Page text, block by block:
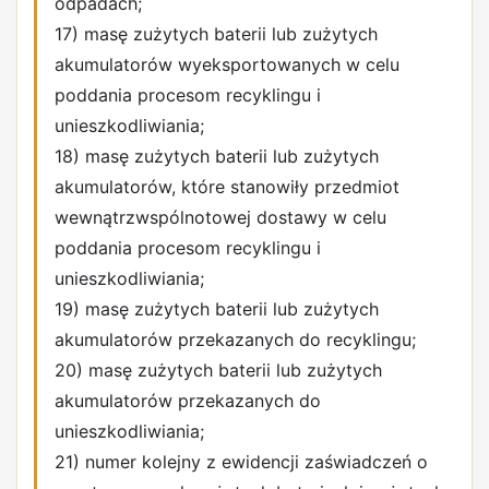
17) masę zużytych baterii lub zużytych
akumulatorów wyeksportowanych w celu
poddania procesom recyklingu i
unieszkodliwiania;
18) masę zużytych baterii lub zużytych
akumulatorów, które stanowiły przedmiot
wewnątrzwspólnotowej dostawy w celu
poddania procesom recyklingu i
unieszkodliwiania;
19) masę zużytych baterii lub zużytych
akumulatorów przekazanych do recyklingu;
20) masę zużytych baterii lub zużytych
akumulatorów przekazanych do
unieszkodliwiania;
21) numer kolejny z ewidencji zaświadczeń o